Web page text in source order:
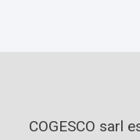
COGESCO sarl